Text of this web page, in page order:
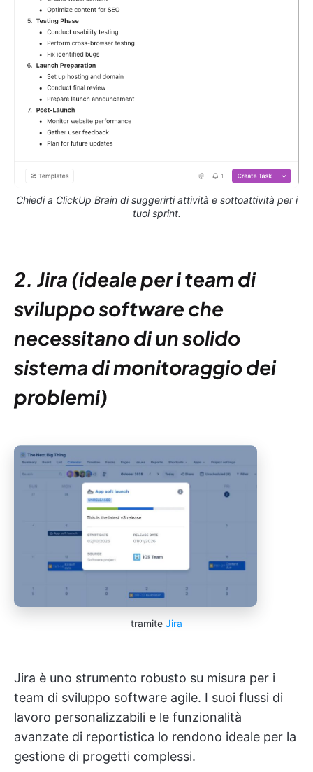
Chiedi a ClickUp Brain di suggerirti attività e sottoattività per i
tuoi sprint.
2. Jira (ideale per i team di
sviluppo software che
necessitano di un solido
sistema di monitoraggio dei
problemi)
tramite Jira
Jira è uno strumento robusto su misura per i
team di sviluppo software agile. I suoi flussi di
lavoro personalizzabili e le funzionalità
avanzate di reportistica lo rendono ideale per la
gestione di progetti complessi.